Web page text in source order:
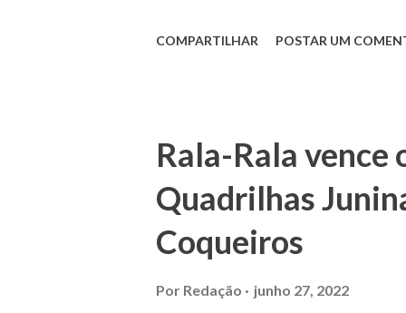
apontam que alguns
apropriar-se da volumosa
de Janeiro e casou-se com
COMPARTILHAR POSTAR UM
Rala-Rala vence
Quadrilhas
Coqueiros
Por Redação junho 27, 2022